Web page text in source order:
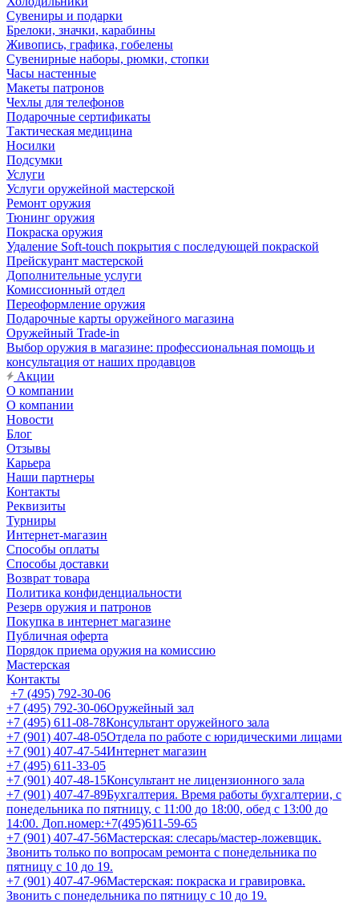
Сувениры и подарки
Брелоки, значки, карабины
Живопись, графика, гобелены
Сувенирные наборы, рюмки, стопки
Часы настенные
Макеты патронов
Чехлы для телефонов
Подарочные сертификаты
Тактическая медицина
Носилки
Подсумки
Услуги
Услуги оружейной мастерской
Ремонт оружия
Тюнинг оружия
Покраска оружия
Удаление Soft-touch покрытия с последующей покраской
Прейскурант мастерской
Дополнительные услуги
Комиссионный отдел
Переоформление оружия
Подарочные карты оружейного магазина
Оружейный Trade-in
Выбор оружия в магазине: профессиональная помощь и
консультация от наших продавцов
Акции
О компании
О компании
Новости
Блог
Отзывы
Карьера
Наши партнеры
Контакты
Реквизиты
Турниры
Интернет-магазин
Способы оплаты
Способы доставки
Возврат товара
Политика конфиденциальности
Резерв оружия и патронов
Покупка в интернет магазине
Публичная оферта
Порядок приема оружия на комиссию
Мастерская
Контакты
+7 (495) 792-30-06
+7 (495) 792-30-06Оружейный зал
+7 (495) 611-08-78Консультант оружейного зала
+7 (901) 407-48-05Отдела по работе с юридическими лицами
+7 (901) 407-47-54Интернет магазин
+7 (495) 611-33-05
+7 (901) 407-48-15Консультант не лицензионного зала
+7 (901) 407-47-89Бухгалтерия. Время работы бухгалтерии, с
понедельника по пятницу, с 11:00 до 18:00, обед с 13:00 до
14:00. Доп.номер:+7(495)611-59-65
+7 (901) 407-47-56Мастерская: слесарь/мастер-ложевщик.
Звонить только по вопросам ремонта с понедельника по
пятницу с 10 до 19.
+7 (901) 407-47-96Мастерская: покраска и гравировка.
Звонить с понедельника по пятницу с 10 до 19.